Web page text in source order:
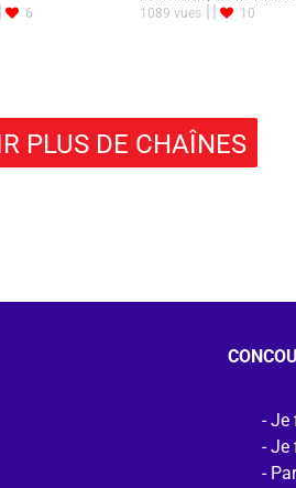
6
1089 vues
10
PLUS DE CHAÎNES
Je
Je